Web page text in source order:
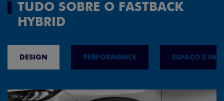
TUDO SOBRE O FASTBACK
HYBRID
DESIGN PERFORMANCE ESPAÇO E